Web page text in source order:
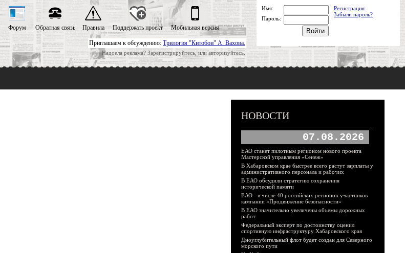
Приглашаем к обсуждению: Трилогия "Китобои" А. Вахова.
Надоела реклама? Зарегистрируйтесь, или авторизуйтесь.
Форум Обратная связь Правила Поддержать проект Мобильная версия
Имя:
Регистрация
Забыли пароль?
Пароль:
НОВОСТИ
07.08.2026
ЕАО станет пилотным регионом нового проекта
Мастерской управления «Сенеж»
В Хабаровском крае быстрее всего растут зарплаты у
административного персонала и рабочих
В ЕАО обсудили стратегию сохранения
исторической памяти
ЕАО - в числе 40 российских регионов-участников
кампании «Продвижение безопасности»
В ЕАО значительно увеличены объемы дорожных
работ
Федеральный эксперт по достоинству оценил
спортивную инфраструктуру Хабаровского края
Дноуглубительный флот будет создан для Северного
морского пути